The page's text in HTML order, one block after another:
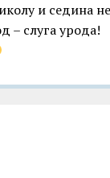
и седина не
– слуга урода!